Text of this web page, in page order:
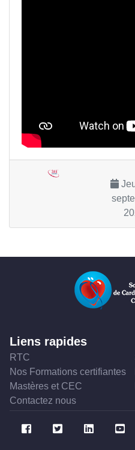
Liens rapides
RTC
Nos Formations certifiantes
Mastères et CEC
Contactez nous